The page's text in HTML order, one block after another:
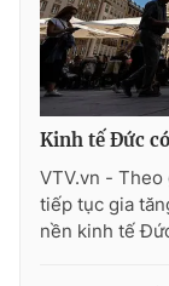
Kinh tế Đức
VTV.vn - Theo
tiếp tục gia
nền kinh tế